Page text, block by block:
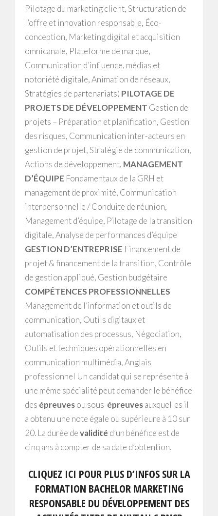
Pilotage du marketing client, Structuration de
l’offre et innovation responsable, Éco-
conception, Marketing digital et acquisition
omnicanale, Plateforme de marque,
Communication d’influence, médias et
notoriété digitale, Animation de réseaux,
Stratégies de partenariats) PILOTAGE DE
PROJETS DE DÉVELOPPEMENT Gestion de
projets – Préparation et planification, Gestion
des risques, Communication inter-acteurs en
gestion de projet, Stratégie de communication,
Actions de développement, MANAGEMENT
D’ÉQUIPE Fondamentaux de la GRH et
management de proximité, Communication
interpersonnelle / Conduite de réunion,
Management d’équipe, Pilotage de la transition
digitale, Analyse de performances d’équipe
GESTION D’ENTREPRISE Financement de
projet & financement de la transition, Contrôle
de gestion appliqué, Gestion budgétaire
COMPÉTENCES PROFESSIONNELLES
Management de l’information et outils de
communication, Outils digitaux et
automatisation des processus, Négociation,
Outils et techniques opérationnelles en
communication multimédia, Anglais
professionnel Un candidat qui se représente à
une même spécialité peut demander le bénéfice
des épreuvesou sous-épreuvesauxquelles il
a obtenu une note égale ou supérieure à 10 sur
20. La durée devalidité d’un bénéfice est de
cinq ans à compter de sa date d’obtention.
CLIQUEZ ICI POUR PLUS D’INFOS SUR LA
FORMATION BACHELOR MARKETING
RESPONSABLE DU DÉVELOPPEMENT DES